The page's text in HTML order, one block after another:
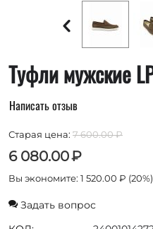
Туфли мужские
Написать отзыв
Старая цена: 7 600.00₽
6 080.00₽
Вы экономите: 1 520.00 ₽ (20%)
Задать вопрос